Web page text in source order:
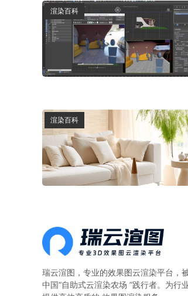
渲染百科
渲染百科
瑞云渲图，专业的效果图云渲染平台 ，
中国“自助式云渲染农场 ”践行者。为行